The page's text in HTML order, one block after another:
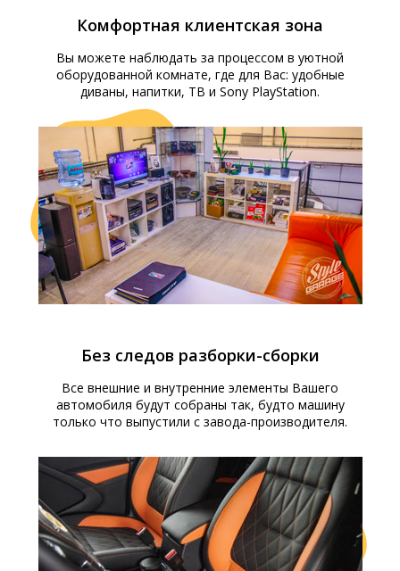
Комфортная клиентская зона
Вы можете наблюдать за процессом в уютной
оборудованной комнате, где для Вас: удобные
диваны, напитки, ТВ и Sony PlayStation.
Без следов разборки-сборки
Все внешние и внутренние элементы Вашего
автомобиля будут собраны так, будто машину
только что выпустили с завода-производителя.